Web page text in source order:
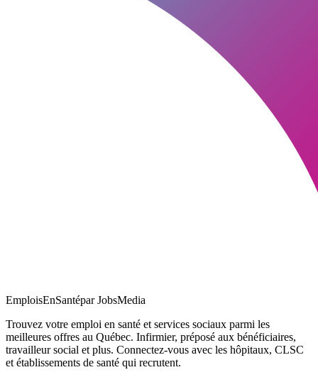
EmploisEnSantépar JobsMedia
Trouvez votre emploi en santé et services sociaux parmi les
meilleures offres au Québec. Infirmier, préposé aux bénéficiaires,
travailleur social et plus. Connectez-vous avec les hôpitaux, CLSC
et établissements de santé qui recrutent.